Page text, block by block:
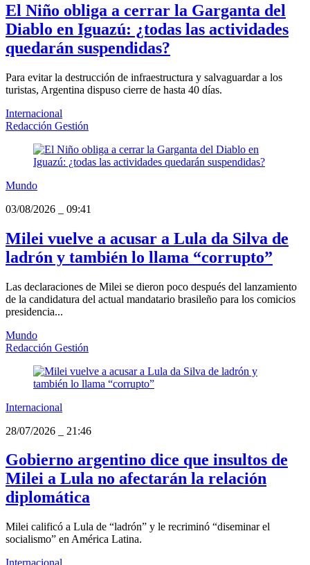
El Niño obliga a cerrar la Garganta del
Diablo en Iguazú: ¿todas las actividades
quedarán suspendidas?
Para evitar la destrucción de infraestructura y salvaguardar a los
turistas, Argentina dispuso cierre de hasta 40 días.
Internacional
Redacción Gestión
Mundo
03/08/2026
09:41
Milei vuelve a acusar a Lula da Silva de
ladrón y también lo llama “corrupto”
Las declaraciones de Milei se dieron poco después del lanzamiento
de la candidatura del actual mandatario brasileño para los comicios
presidencia...
Mundo
Redacción Gestión
Internacional
28/07/2026
21:46
Gobierno argentino dice que insultos de
Milei a Lula no afectarán la relación
diplomática
Milei calificó a Lula de “ladrón” y le recriminó “diseminar el
socialismo” en América Latina.